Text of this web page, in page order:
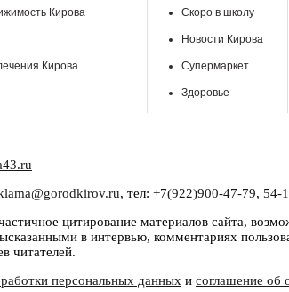
Кирова
Кирова
Скоро в школу
Новости Кирова
Супермаркет
Здоровье
, тел: +7(922)900-47-79, 54-
цитирование материалов сайта,
в интервью, комментариях
читателей.
персональных данных и соглашение об